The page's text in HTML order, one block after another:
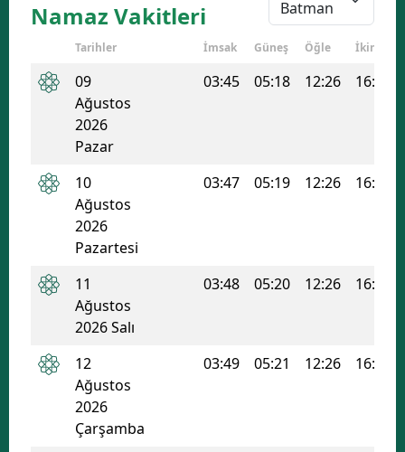
Namaz Vakitleri
Tarihler İmsak Güneş Öğle İkindi
09
Ağustos
2026
Pazar
03:45 05:18 12:26 16:14
10
Ağustos
2026
Pazartesi
03:47 05:19 12:26 16:13
11
Ağustos
2026 Salı
03:48 05:20 12:26 16:13
12
Ağustos
2026
Çarşamba
03:49 05:21 12:26 16:12